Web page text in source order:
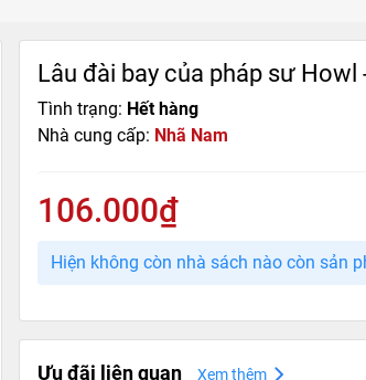
Lâu đài bay của pháp sư Howl
Tình trạng: Hết hàng
Nhà cung cấp: Nhã Nam
106.000₫
Hiện không còn nhà sách nào còn sản
Ưu đãi liên quan Xem thêm